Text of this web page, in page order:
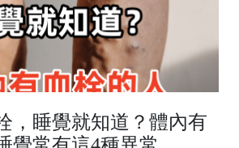
，睡覺就知道？體內有